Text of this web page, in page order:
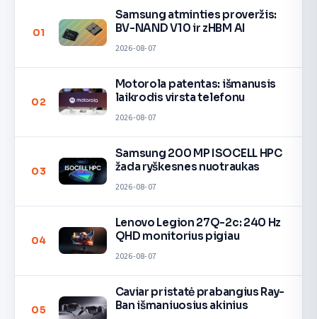
01
Samsung atminties proveržis:
BV-NAND V10 ir zHBM AI
2026-08-07
02
Motorola patentas: išmanusis
laikrodis virsta telefonu
2026-08-07
03
Samsung 200 MP ISOCELL HPC
žada ryškesnes nuotraukas
2026-08-07
04
Lenovo Legion 27Q-2c: 240 Hz
QHD monitorius pigiau
2026-08-07
05
Caviar pristatė prabangius Ray-
Ban išmaniuosius akinius